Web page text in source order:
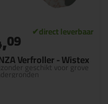
Verfroller - Wistex
geschikt voor grove
09